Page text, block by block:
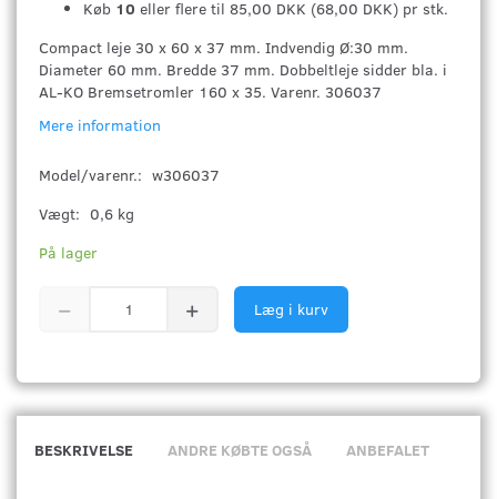
Køb 10 eller flere til 85,00 DKK (68,00 DKK) pr stk.
Compact leje 30 x 60 x 37 mm. Indvendig Ø:30 mm.
Diameter 60 mm. Bredde 37 mm. Dobbeltleje sidder bla. i
AL-KO Bremsetromler 160 x 35. Varenr. 306037
Mere information
Model/varenr.: w306037
Vægt: 0,6 kg
På lager
Læg i kurv
BESKRIVELSE ANDRE KØBTE OGSÅ ANBEFALET